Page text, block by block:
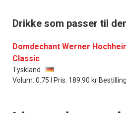
Drikke som passer til
Domdechant Werner
Classic
Tyskland
Volum: 0.75 l Pris: 189.90 kr